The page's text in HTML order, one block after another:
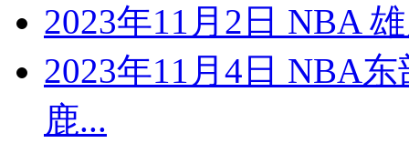
2023年11月2日 NBA
2023年11月4日 NBA
鹿...